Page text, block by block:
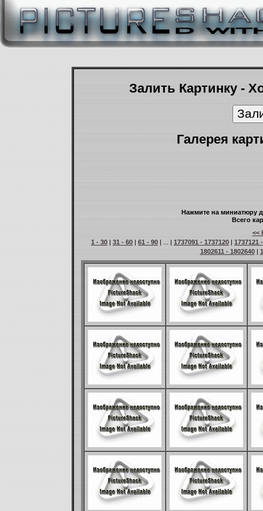
Залить Картинку -
Галерея
Нажмите на миниатюру
Всего
<<
1 - 30 | 31 - 60 | 61 - 90 | ... | 1737091 - 1737120 | 1737121
1802611 - 1802640|